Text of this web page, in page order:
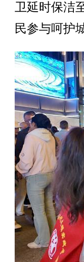
卫延时保洁
民参与呵护